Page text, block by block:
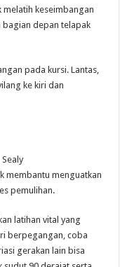
melatih keseimbangan
depan telapak
pada kursi. Lantas,
ke kiri dan
membantu menguatkan
pemulihan.
latihan vital yang
berpegangan, coba
gerakan lain bisa